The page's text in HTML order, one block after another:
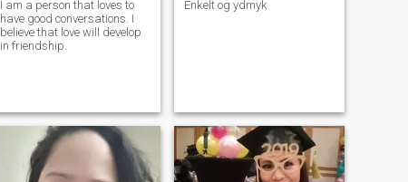
I am a person that loves to
have good conversations. I
believe that love will develop
in friendship.
Enkelt og ydmyk